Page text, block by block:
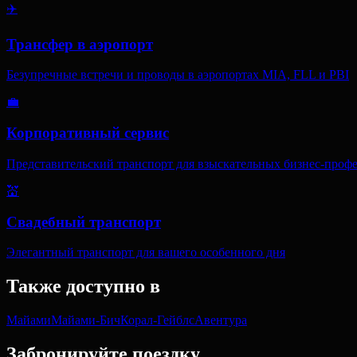
✈️
Трансфер в аэропорт
Безупречные встречи и проводы в аэропортах MIA, FLL и PBI
💼
Корпоративный сервис
Представительский транспорт для взыскательных бизнес-
💒
Свадебный транспорт
Элегантный транспорт для вашего особенного дня
Также доступно в
МайамиМайами-БичКорал-ГейблсАвентура